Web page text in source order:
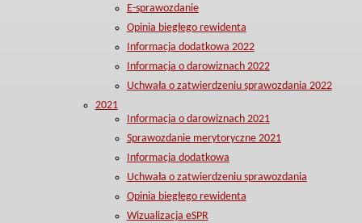
E-sprawozdanie
Opinia biegłego rewidenta
Informacja dodatkowa 2022
Informacja o darowiznach 2022
Uchwała o zatwierdzeniu sprawozdania 2022
2021
Informacja o darowiznach 2021
Sprawozdanie merytoryczne 2021
Informacja dodatkowa
Uchwała o zatwierdzeniu sprawozdania
Opinia biegłego rewidenta
Wizualizacja eSPR